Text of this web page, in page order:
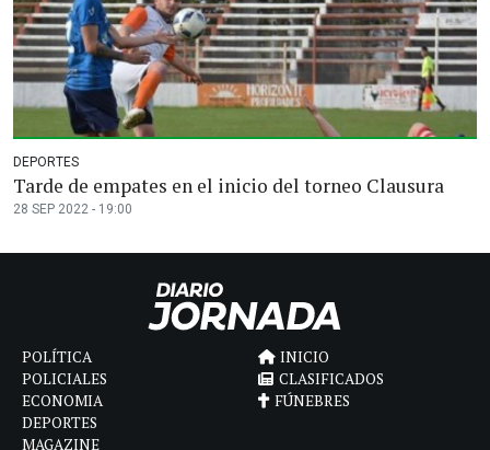
DEPORTES
Tarde de empates en el inicio del torneo Clausura
28 SEP 2022 - 19:00
POLÍTICA
POLICIALES
ECONOMIA
DEPORTES
MAGAZINE
INICIO
CLASIFICADOS
FÚNEBRES